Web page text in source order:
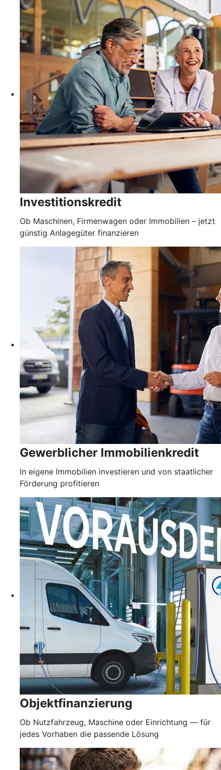
Investitionskredit
Ob Maschinen, Firmenwagen oder Immobilien – jetzt
günstig Anlagegüter finanzieren
Gewerblicher Immobilienkredit
In eigene Immobilien investieren und von staatlicher
Förderung profitieren
Objektfinanzierung
Ob Nutzfahrzeug, Maschine oder Einrichtung — für
jedes Vorhaben die passende Lösung